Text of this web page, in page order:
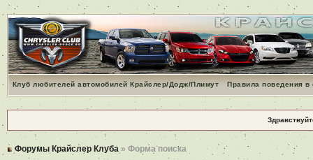
Клуб любителей автомобилей Крайслер/Додж/Плимут Правила поведения
Форумы Крайслер Клуба » Форма поиска